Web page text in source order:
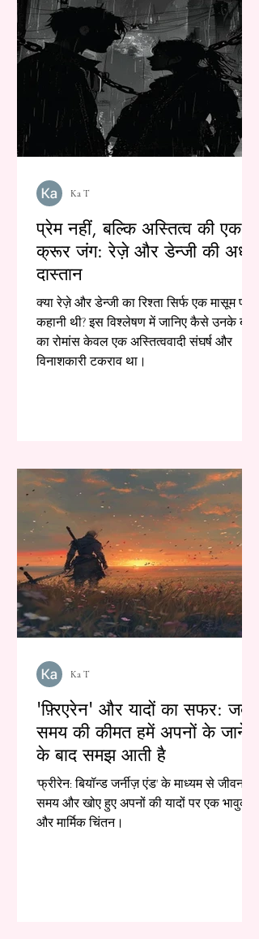
प्रेम नहीं, बल्कि अस्तित्व की एक
क्रूर जंग: रेज़े और डेन्जी की अधूरी
दास्तान
क्या रेज़े और डेन्जी का रिश्ता सिर्फ एक मासूम प्रेम
कहानी थी? इस विश्लेषण में जानिए कैसे उनके बीच
का रोमांस केवल एक अस्तित्ववादी संघर्ष और
विनाशकारी टकराव था।
Ka T
'फ़्रिएरेन' और यादों का सफर: जब
समय की कीमत हमें अपनों के जाने
के बाद समझ आती है
'फ्रीरेन: बियॉन्ड जर्नीज़ एंड' के माध्यम से जीवन,
समय और खोए हुए अपनों की यादों पर एक भावुक
और मार्मिक चिंतन।
Ka T